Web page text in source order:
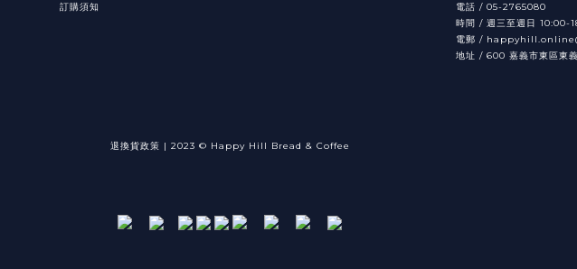
訂購須知
電話 / 05-2765080
時間 / 週三至週日 10:00-
電郵 /
地址 / 600 嘉義市東區東
退換貨政策 | 2023 © Happy Hill Bread & Coffee